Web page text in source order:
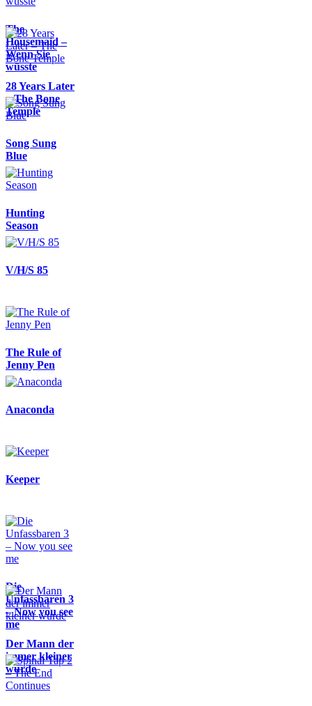
The
Housemaid –
Wenn Sie
wüsste
28 Years Later
– The Bone
Temple
Song Sung
Blue
Hunting
Season
V/H/S 85
The Rule of
Jenny Pen
Anaconda
Keeper
Die
Unfassbaren 3
– Now you see
me
Der Mann der
immer kleiner
wurde